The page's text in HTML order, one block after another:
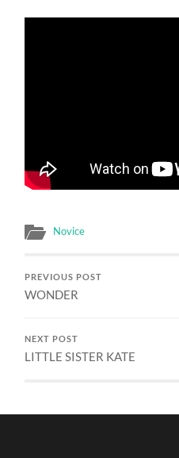
Novice
PREVIOUS POST
WONDER
NEXT POST
LITTLE SISTER KATE